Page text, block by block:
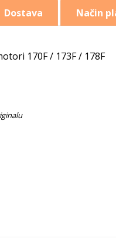
Dostava Način
170F / 173F / 178F